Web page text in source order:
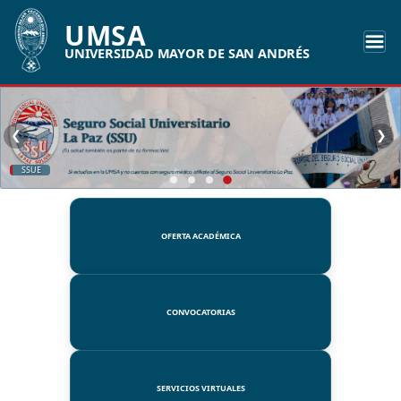
UMSA
UNIVERSIDAD MAYOR DE SAN ANDRÉS
SSUE
❮ ❯
OFERTA ACADÉMICA
CONVOCATORIAS
SERVICIOS VIRTUALES